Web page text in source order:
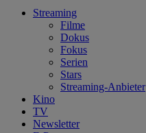
Streaming
Filme
Dokus
Fokus
Serien
Stars
Streaming-Anbieter
Kino
TV
Newsletter